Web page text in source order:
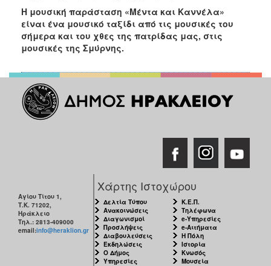
Η μουσική παράσταση «Μέντα και Καννέλα»
είναι ένα μουσικό ταξίδι από τις μουσικές του
σήμερα και του χθες της πατρίδας μας, στις
μουσικές της Σμύρνης.
Αγίου Τίτου 1,
Τ.Κ. 71202,
Ηράκλειο
Τηλ.: 2813-409000
email:info@heraklion.gr
Χάρτης Ιστοχώρου
Δελτία Τύπου
Ανακοινώσεις
Διαγωνισμοί
Προσλήψεις
Διαβουλεύσεις
Εκδηλώσεις
Ο Δήμος
Υπηρεσίες
Κ.Ε.Π.
Τηλέφωνα
e-Υπηρεσίες
e-Αιτήματα
Η Πόλη
Ιστορία
Κνωσός
Μουσεία